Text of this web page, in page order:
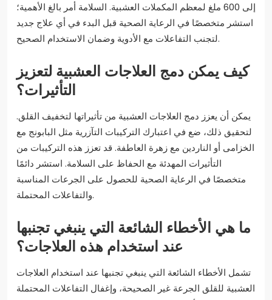
إلى 600 ملغ لمعظم المكملات العشبية. السلامة أمر بالغ الأهمية؛
استشر متخصصًا في الرعاية الصحية قبل البدء في أي علاج جديد
لتجنب التفاعلات مع الأدوية وضمان الاستخدام الصحيح.
كيف يمكن دمج العلاجات العشبية لتعزيز
التأثيرات؟
يمكن أن يعزز دمج العلاجات العشبية من تأثيراتها لتخفيف القلق.
لتحقيق ذلك، ضع في اعتبارك التركيبات التآزرية مثل البابونج مع
الخزامى أو الناردين مع زهرة العاطفة. قد تعزز هذه التركيبات من
التأثيرات المهدئة مع الحفاظ على السلامة. استشر دائمًا
متخصصًا في الرعاية الصحية للحصول على الجرعات المناسبة
والتفاعلات المحتملة.
ما هي الأخطاء الشائعة التي ينبغي تجنبها
عند استخدام هذه العلاجات؟
تشمل الأخطاء الشائعة التي ينبغي تجنبها عند استخدام العلاجات
العشبية للقلق الجرعة غير الصحيحة، وإغفال التفاعلات المحتملة